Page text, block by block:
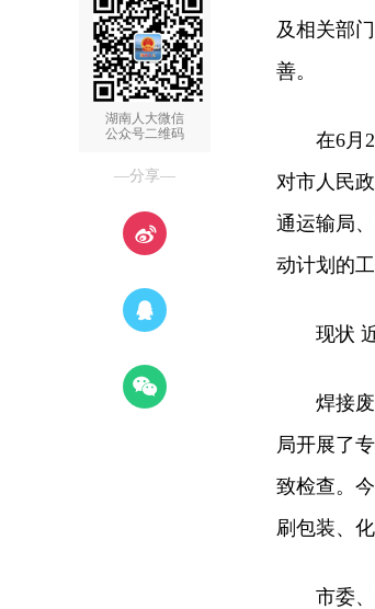
湖南人大微信
公众号二维码
—分享—
及相关部
善。
在6月22
对市人民
通运输局
动计划的
现状 近3
焊接废
局开展了
致检查。
刷包装、
市委、市